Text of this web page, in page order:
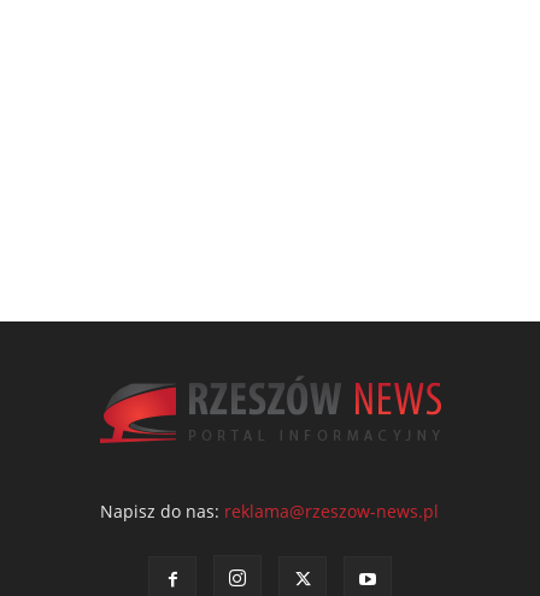
Napisz do nas: reklama@rzeszow-news.pl